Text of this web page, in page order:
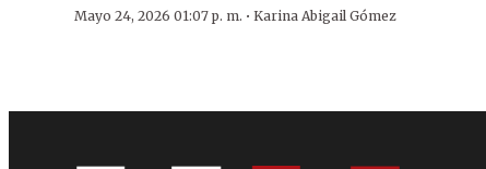
Mayo 24, 2026 01:07 p. m. · Karina Abigail Gómez